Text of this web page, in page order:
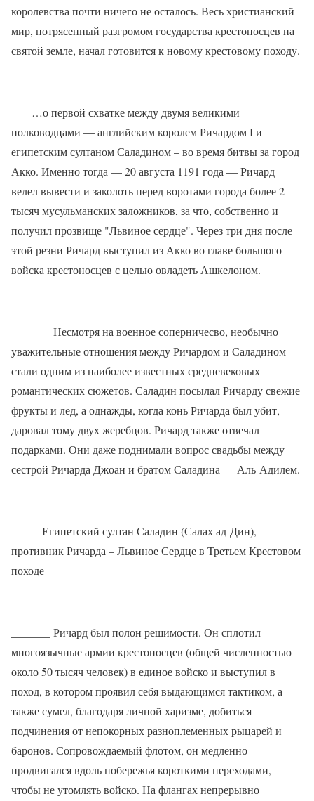
королевства почти ничего не осталось. Весь христианский
мир, потрясенный разгромом государства крестоносцев на
святой земле, начал готовится к новому крестовому походу.
…о первой схватке между двумя великими
полководцами — английским королем Ричардом I и
египетским султаном Саладином – во время битвы за город
Акко. Именно тогда — 20 августа 1191 года — Ричард
велел вывести и заколоть перед воротами города более 2
тысяч мусульманских заложников, за что, собственно и
получил прозвище "Львиное сердце". Через три дня после
этой резни Ричард выступил из Акко во главе большого
войска крестоносцев с целью овладеть Ашкелоном.
_______ Несмотря на военное соперничесво, необычно
уважительные отношения между Ричардом и Саладином
стали одним из наиболее известных средневековых
романтических сюжетов. Саладин посылал Ричарду свежие
фрукты и лед, а однажды, когда конь Ричарда был убит,
даровал тому двух жеребцов. Ричард также отвечал
подарками. Они даже поднимали вопрос свадьбы между
сестрой Ричарда Джоан и братом Саладина — Аль-Адилем.
Египетский султан Саладин (Салах ад-Дин),
противник Ричарда – Львиное Сердце в Третьем Крестовом
походе
_______ Ричард был полон решимости. Он сплотил
многоязычные армии крестоносцев (общей численностью
около 50 тысяч человек) в единое войско и выступил в
поход, в котором проявил себя выдающимся тактиком, а
также сумел, благодаря личной харизме, добиться
подчинения от непокорных разноплеменных рыцарей и
баронов. Сопровождаемый флотом, он медленно
продвигался вдоль побережья короткими переходами,
чтобы не утомлять войско. На флангах непрерывно